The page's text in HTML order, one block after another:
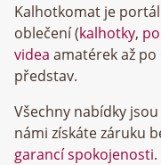
Kalhotkomat je
oblečení (kalhotky,
videa amatérek až po
představ.
Všechny nabídky
námi získáte záruku
garancí spokojenosti